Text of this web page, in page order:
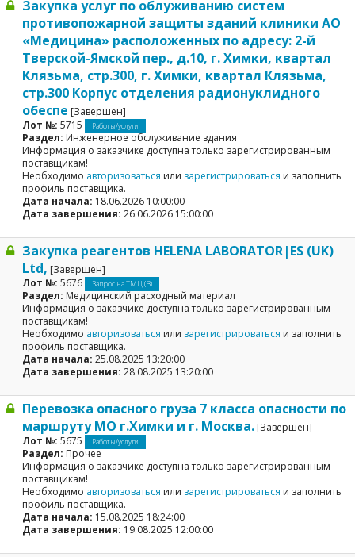
Закупка услуг по облуживанию систем
противопожарной защиты зданий клиники АО
«Медицина» расположенных по адресу: 2-й
Тверской-Ямской пер., д.10, г. Химки, квартал
Клязьма, стр.300, г. Химки, квартал Клязьма,
стр.300 Корпус отделения радионуклидного
обеспе [Завершен]
Лот №: 5715 Работы/услуги
Раздел: Инженерное обслуживание здания
Информация о заказчике доступна только зарегистрированным
поставщикам!
Необходимо авторизоваться или зарегистрироваться и заполнить
профиль поставщика.
Дата начала: 18.06.2026 10:00:00
Дата завершения: 26.06.2026 15:00:00
Закупка реагентов HELENA LABORATOR|ES (UK)
Ltd, [Завершен]
Лот №: 5676 Запрос на ТМЦ (В)
Раздел: Медицинский расходный материал
Информация о заказчике доступна только зарегистрированным
поставщикам!
Необходимо авторизоваться или зарегистрироваться и заполнить
профиль поставщика.
Дата начала: 25.08.2025 13:20:00
Дата завершения: 28.08.2025 13:20:00
Перевозка опасного груза 7 класса опасности по
маршруту МО г.Химки и г. Москва. [Завершен]
Лот №: 5675 Работы/услуги
Раздел: Прочее
Информация о заказчике доступна только зарегистрированным
поставщикам!
Необходимо авторизоваться или зарегистрироваться и заполнить
профиль поставщика.
Дата начала: 15.08.2025 18:24:00
Дата завершения: 19.08.2025 12:00:00